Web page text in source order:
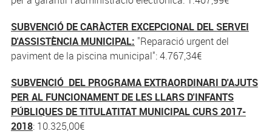
SUBVENCIÓ DE CARÀCTER EXCEPCIONAL DEL SERVEI
D'ASSISTÈNCIA MUNICIPAL: "Reparació urgent del
paviment de la piscina municipal": 4.767,34€
SUBVENCIÓ DEL PROGRAMA EXTRAORDINARI D'AJUTS
PER AL FUNCIONAMENT DE LES LLARS D'INFANTS
PÚBLIQUES DE TITULATITAT MUNICIPAL CURS 2017-
2018: 10.325,00€